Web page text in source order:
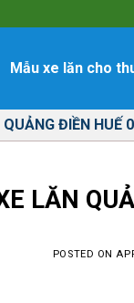
Mẫu xe lăn cho
ĐIỀN HUẾ
LĂN
POSTED ON